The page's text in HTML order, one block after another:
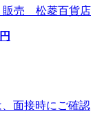
販売 松菱百貨店
円
面接時にご確認